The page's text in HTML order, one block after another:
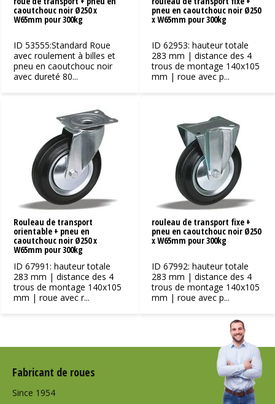
caoutchouc noir Ø250 x
W65mm pour 300kg
ID 53555:Standard Roue
avec roulement à billes et
pneu en caoutchouc noir
avec dureté 80...
pneu en caoutchouc noir Ø250
x W65mm pour 300kg
ID 62953: hauteur totale
283 mm | distance des 4
trous de montage 140x105
mm | roue avec p...
Rouleau de transport
orientable + pneu en
caoutchouc noir Ø250 x
W65mm pour 300kg
ID 67991: hauteur totale
283 mm | distance des 4
trous de montage 140x105
mm | roue avec r...
rouleau de transport fixe +
pneu en caoutchouc noir Ø250
x W65mm pour 300kg
ID 67992: hauteur totale
283 mm | distance des 4
trous de montage 140x105
mm | roue avec p...
Fabricant de roues
Since 1954